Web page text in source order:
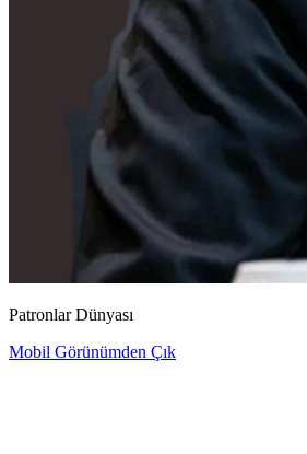
Patronlar Dünyası
Mobil Görünümden Çık